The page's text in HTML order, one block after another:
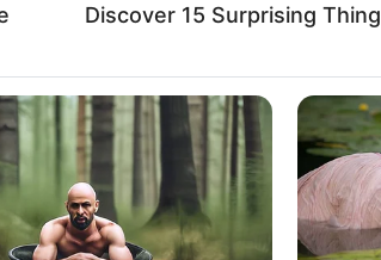
Discover 15 Surprising